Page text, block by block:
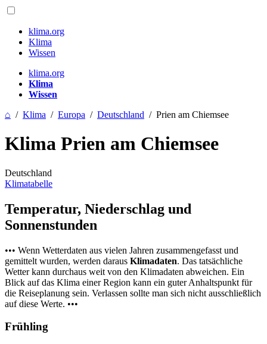
klima.org
Klima
Wissen
klima.org
Klima
Wissen
⌂ / Klima / Europa / Deutschland / Prien am Chiemsee
Klima Prien am Chiemsee
Deutschland
Klimatabelle
Temperatur, Niederschlag und
Sonnenstunden
••• Wenn Wetterdaten aus vielen Jahren zusammengefasst und
gemittelt wurden, werden daraus Klimadaten. Das tatsächliche
Wetter kann durchaus weit von den Klimadaten abweichen. Ein
Blick auf das Klima einer Region kann ein guter Anhaltspunkt für
die Reiseplanung sein. Verlassen sollte man sich nicht ausschließlich
auf diese Werte. •••
Frühling